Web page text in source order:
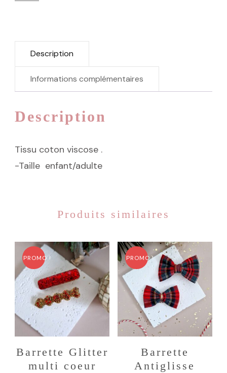
Description
Informations complémentaires
Description
Tissu coton viscose .
-Taille enfant/adulte
Produits similaires
PROMO !
Barrette Glitter
multi coeur
PROMO !
Barrette
Antiglisse